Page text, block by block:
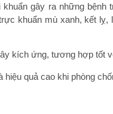
gây ra những
khuẩn mù xanh, kết
kích ứng, tương hợp tốt
quả cao khi phòng